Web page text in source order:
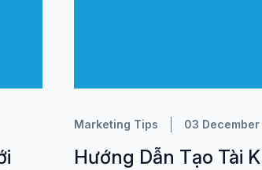
Marketing Tips 03
Hướng Dẫn Tạo Tài